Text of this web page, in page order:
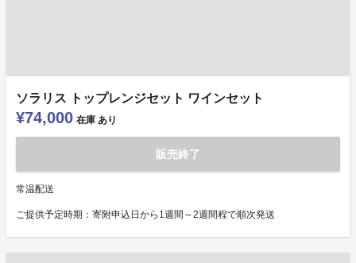
ソラリス トップレンジセット ワインセット
¥74,000 在庫 あり
販売終了
常温配送
ご提供予定時期：寄附申込日から1週間～2週間程で順次発送